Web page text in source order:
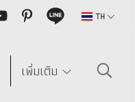
TH
เพิ่มเติม